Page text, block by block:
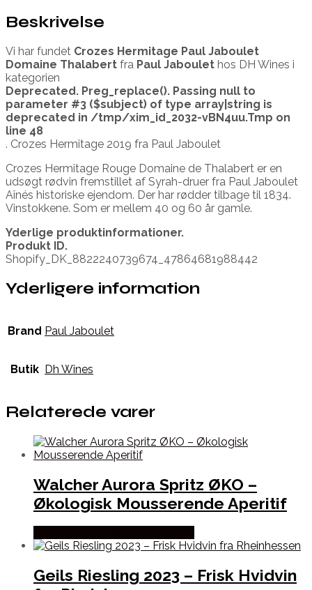
Beskrivelse
Vi har fundet Crozes Hermitage Paul Jaboulet
Domaine Thalabert fra Paul Jaboulet hos DH Wines i
kategorien
Deprecated. Preg_replace(). Passing null to
parameter #3 ($subject) of type array|string is
deprecated in /tmp/xim_id_2032-vBN4uu.Tmp on
line 48
. Crozes Hermitage 2019 fra Paul Jaboulet
Crozes Hermitage Rouge Domaine de Thalabert er en
udsøgt rødvin fremstillet af Syrah-druer fra Paul Jaboulet
Aînés historiske ejendom. Der har rødder tilbage til 1834.
Vinstokkene. Som er mellem 40 og 60 år gamle.
Yderlige produktinformationer.
Produkt ID.
Shopify_DK_8822240739674_47864681988442
Yderligere information
Brand Paul Jaboulet
Butik Dh Wines
Relaterede varer
Walcher Aurora Spritz ØKO –
Økologisk Mousserende Aperitif
Geils Riesling 2023 – Frisk Hvidvin